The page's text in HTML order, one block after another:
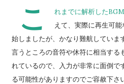
（=パイロットの反応と操縦と直感
適用した数値）が低いユニットは威
事が多い。残弾やEN消費も気にな
るゲッター2系やF91であればこの命
い。 「積極的にいけ！」は、相手
率が1%以上ある最強の武器を選択
こ
れまでに解析した
えて、実際に再生可
始しましたが、かなり難航していま
言うところの音符や休符に相当する
れているので、入力が非常に面倒で
る可能性がありますのでご容赦下さ